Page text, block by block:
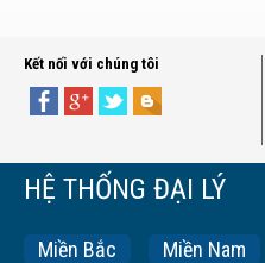
Kết nối với chúng tôi
HỆ THỐNG ĐẠI LÝ
Miền Bắc Miền Nam